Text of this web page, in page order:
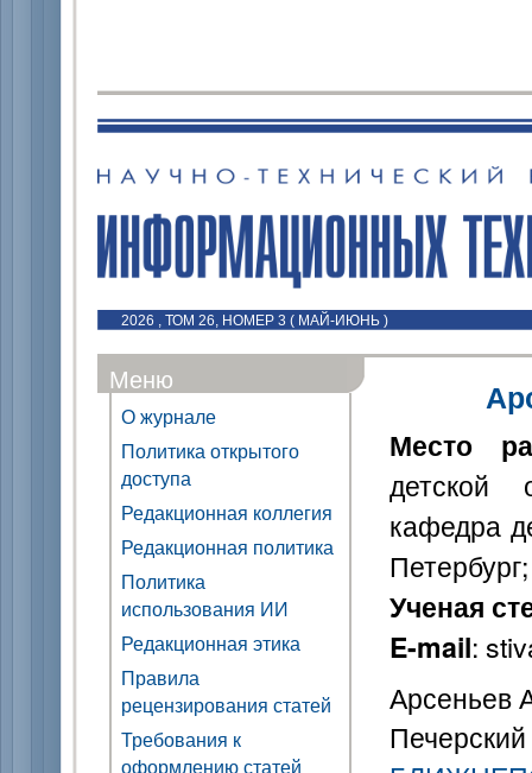
2026 , ТОМ 26, НОМЕР 3 ( МАЙ-ИЮНЬ )
Меню
О журнале
Политика открытого
доступа
Редакционная коллегия
Редакционная политика
Политика
использования ИИ
Редакционная этика
Правила
рецензирования статей
Требования к
оформлению статей
Место
детской
кафедра
Ученая
E-mail:
Арсеньев